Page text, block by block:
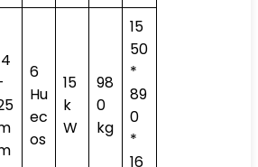
6
Hu
ec
os
15
k
W
98
0
kg
15
50
*
89
0
*
16